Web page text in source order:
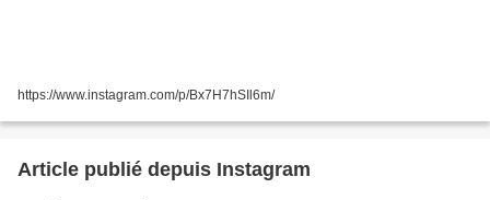
https://www.instagram.com/p/Bx7H7hSIl6m/
Article publié depuis Instagram